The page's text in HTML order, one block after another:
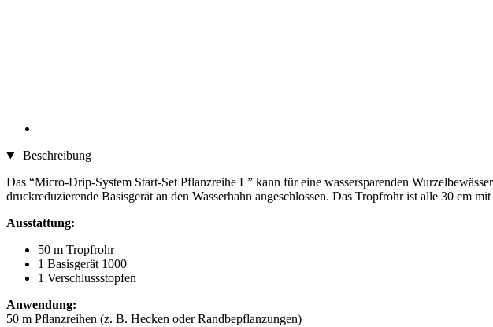
Beschreibung
Das “Micro-Drip-System Start-Set Pflanzreihe L” kann für eine wassersparenden
druckreduzierende Basisgerät an den Wasserhahn angeschlossen. Das Tropfrohr ist alle 30 cm
Ausstattung:
50 m Tropfrohr
1 Basisgerät 1000
1 Verschlussstopfen
Anwendung:
50 m Pflanzreihen (z. B. Hecken oder Randbepflanzungen)